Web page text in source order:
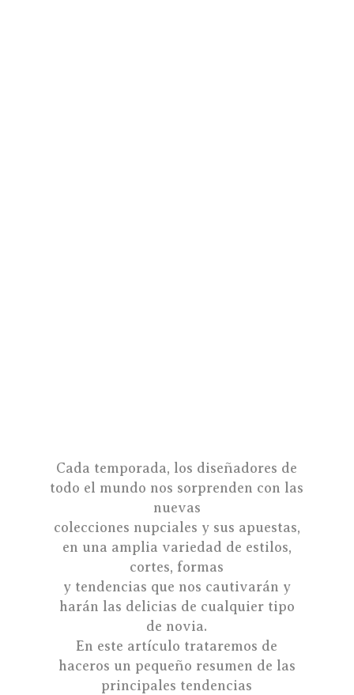
Cada temporada, los diseñadores de
todo el mundo nos sorprenden con las
nuevas
colecciones nupciales y sus apuestas,
en una amplia variedad de estilos,
cortes, formas
y tendencias que nos cautivarán y
harán las delicias de cualquier tipo
de novia.
En este artículo trataremos de
haceros un pequeño resumen de las
principales tendencias